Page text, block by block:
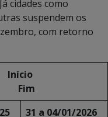
cidades como
suspendem os
com retorno
Início
31 a 04/01/2026